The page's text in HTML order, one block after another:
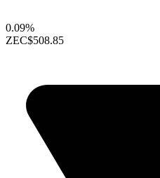
0.09%
ZEC$508.85